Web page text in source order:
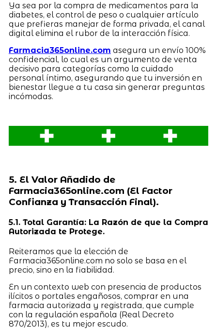
Ya sea por la compra de medicamentos para la
diabetes, el control de peso o cualquier artículo
que prefieras manejar de forma privada, el canal
digital elimina el rubor de la interacción física.
Farmacia365online.com asegura un envío 100%
confidencial, lo cual es un argumento de venta
decisivo para categorías como la cuidado
personal íntimo, asegurando que tu inversión en
bienestar llegue a tu casa sin generar preguntas
incómodas.
5. El Valor Añadido de
Farmacia365online.com (El Factor
Confianza y Transacción Final).
5.1. Total Garantía: La Razón de que la Compra
Autorizada te Protege.
Reiteramos que la elección de
Farmacia365online.com no solo se basa en el
precio, sino en la fiabilidad.
En un contexto web con presencia de productos
ilícitos o portales engañosos, comprar en una
farmacia autorizada y registrada, que cumple
con la regulación española (Real Decreto
870/2013), es tu mejor escudo.